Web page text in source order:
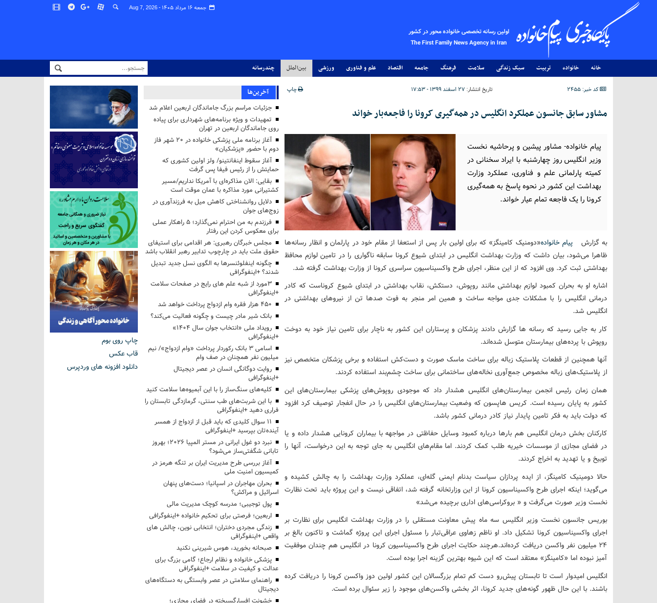
جمعه ۱۶ مرداد ۱۴۰۵ - Aug 7, 2026
اولین رسانه تخصصی خانواده محور در کشور
The First Family News Agency in Iran
خانه خانواده تربیت سبک زندگی سلامت فرهنگ جامعه اقتصاد علم و فناوری ورزشی بین‌الملل چندرسانه
کد خبر: 2455 تاریخ انتشار:۲۷ اسفند ۱۳۹۹ - ۱۷:۵۳ چاپ
مشاور سابق جانسون عملکرد انگلیس در همه‌گیری کرونا را فاجعه‌بار خواند
پیام خانواده- مشاور پیشین و پرحاشیه نخست
وزیر انگلیس روز چهارشنبه با ایراد سخنانی در
کمیته پارلمانی علم و فناوری، عملکرد وزارت
بهداشت این کشور در نحوه پاسخ به همه‌گیری
کرونا را یک فاجعه تمام عیار خواند.
به گزارش پیام خانواده«دومنیک کامینگز» که برای اولین بار پس از استعفا از مقام خود در پارلمان و انظار رسانه‌ها
ظاهرا می‌شود، بیان داشت که وزارت بهداشت انگلیس در ابتدای شیوع کرونا سابقه ناگواری را در تامین لوازم محافظ
بهداشتی ثبت کرد. وی افزود که از این منظر، اجرای طرح واکسیناسیون سراسری کرونا از وزارت بهداشت گرفته شد.
اشاره او به بحران کمبود لوازم بهداشتی مانند روپوش، دستکش، نقاب بهداشتی در ابتدای شیوع کروناست که کادر
درمانی انگلیس را با مشکلات جدی مواجه ساخت و همین امر منجر به فوت صدها تن از نیروهای بهداشتی در
انگلیس شد.
کار به جایی رسید که رسانه ها گزارش دادند پزشکان و پرستاران این کشور به ناچار برای تامین نیاز خود به دوخت
روپوش با پرده‌های بیمارستان متوسل شده‌اند.
آنها همچنین از قطعات پلاستیک زباله برای ساخت ماسک صورت و دست‌کش استفاده و برخی پزشکان متخصص نیز
از پلاستیک‌های زباله مخصوص جمع‌آوری نخاله‌های ساختمانی برای ساخت چشم‌بند استفاده کردند.
همان زمان رئیس انجمن بیمارستان‌های انگلیس هشدار داد که موجودی روپوش‌های پزشکی بیمارستان‌های این
کشور به پایان رسیده است. کریس هاپسون که وضعیت بیمارستان‌های انگلیس را در حال انفجار توصیف کرد افزود
که دولت باید به فکر تامین پایدار نیاز کادر درمانی کشور باشد.
کارکنان بخش درمان انگلیس هم بارها درباره کمبود وسایل حفاظتی در مواجهه با بیماران کرونایی هشدار داده و یا
در فضای مجازی از موسسات خیریه طلب کمک کردند. اما مقام‌های انگلیس به جای توجه به این درخواست،‌ آنها را
توبیخ و یا تهدید به اخراج کردند.
حالا دومینیک کامینگز، از ایده پردازان سیاست بدنام ایمنی گله‌ای، عملکرد وزارت بهداشت را به چالش کشیده و
می‌گوید؛ اینکه اجرای طرح واکسیناسیون کرونا از این وزارتخانه گرفته شد، اتفاقی نیست و این پروژه باید تحت نظارت
نخست وزیر صورت می‌گرفت و « بروکراسی‌های اداری برچیده می‌شد»
بوریس جانسون نخست وزیر انگلیس سه ماه پیش معاونت مستقلی را در وزارت بهداشت انگلیس برای نظارت بر
اجرای واکسیناسیون کرونا تشکیل داد. او ناظم زهاوی عراقی‌تبار را مسئول اجرای این پروژه گماشت و تاکنون بالغ بر
۲۴ میلیون نفر واکسن دریافت کرده‌اند.هرچند حکایت اجرای طرح واکسیناسیون کرونا در انگلیس هم چندان موفقیت
آمیز نبوده اما «کامینگز» معتقد است که این شیوه بهترین گزینه اجرا بوده است.
انگلیس امیدوار است تا تابستان پیش‌رو دست کم تمام بزرگسالان این کشور اولین دوز واکسن کرونا را دریافت کرده
باشند. با این حال ظهور گونه‌های جدید کرونا، اثر بخشی واکسن‌های موجود را زیر سئوال برده است.
آخرین‌ها
جزئیات مراسم بزرگ جاماندگان اربعین اعلام شد
تمهیدات و ویژه برنامه‌های شهرداری برای پیاده
روی جاماندگان اربعین در تهران
آغاز برنامه ملی پزشکی خانواده در ۲۰ شهر فاز
دوم با حضور «پزشکیان»
آغاز سقوط اینفانتینو/ ولز اولین کشوری که
حمایتش را از رئیس فیفا پس گرفت
بقایی: الان مذاکره‌ای با آمریکا نداریم/مسیر
کشتیرانی مورد مذاکره با عمان موقت است
دلایل روانشناختی کاهش میل به فرزندآوری در
زوج‌های جوان
فرزندم به من احترام نمی‌گذارد؛ ۵ راهکار عملی
برای معکوس کردن این رفتار
مجلس خبرگان رهبری: هر اقدامی برای استیفای
حقوق ملت باید در چارچوب تدابیر رهبر انقلاب باشد
چگونه اینفلوئنسرها به الگوی نسل جدید تبدیل
شدند؟ +اینفوگرافی
3مورد از شبه علم های رایج در صفحات سلامت
+اینفوگرافی
۴۵۰ هزار فقره وام ازدواج پرداخت خواهد شد
بانک شیر مادر چیست و چگونه فعالیت می‌کند؟
رویداد ملی «انتخاب جوان سال ۱۴۰۴»
+اینفوگرافی
اسامی ۳ بانک رکوردار پرداخت «وام ازدواج»/ نیم
میلیون نفر همچنان در صف وام
روایت دوگانگی انسان در عصر دیجیتال
+اینفوگرافی
کلیه‌های سنگ‌ساز را با این آبمیوه‌ها سلامت کنید
با این شربت‌های طب سنتی، گرمازدگی تابستان را
فراری دهید +اینفوگرافی
۱۱ سوال کلیدی که باید قبل از ازدواج از همسر
آینده‌تان بپرسید +اینفوگرافی
نبرد دو غول ایرانی در مستر المپیا ۲۰۲۶؛ بهروز
تابانی شگفتی‌ساز می‌شود؟
آغاز بررسی طرح مدیریت ایران بر تنگه هرمز در
کمیسیون امنیت ملی
بحران مهاجران در اسپانیا؛ دست‌های پنهان
اسرائیل و مراکش؟
پول توجیبی؛ مدرسه کوچک مدیریت مالی
اربعین؛ فرصتی برای تحکیم خانواده +اینفوگرافی
زندگی مجردی دختران؛ انتخابی نوین، چالش های
واقعی +اینفوگرافی
صبحانه بخورید، هوس شیرینی نکنید
پزشکی خانواده و نظام ارجاع؛ گامی بزرگ برای
عدالت و کیفیت در سلامت +اینفوگرافی
راهنمای سلامتی در عصر وابستگی به دستگاه‌های
دیجیتال
خشونت افسارگسیخته در فضای مجازی؛
چاپ روی بوم
قاب عکس
دانلود افزونه های وردپرس